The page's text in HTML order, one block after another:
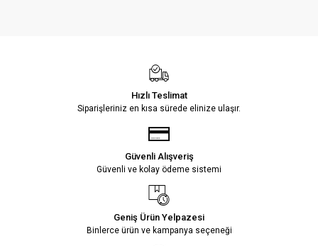
Hızlı Teslimat
Siparişleriniz en kısa sürede elinize ulaşır.
Güvenli Alışveriş
Güvenli ve kolay ödeme sistemi
Geniş Ürün Yelpazesi
Binlerce ürün ve kampanya seçeneği